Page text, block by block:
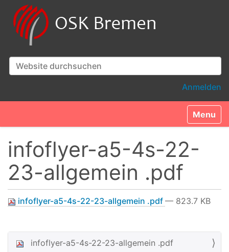
Website durchsuchen
Anmelden
Toggle
infoflyer-a5-4s-22-
23-allgemein .pdf
infoflyer-a5-4s-22-23-allgemein .pdf — 823.7 KB
N
infoflyer-a5-4s-22-23-allgemein .pdf